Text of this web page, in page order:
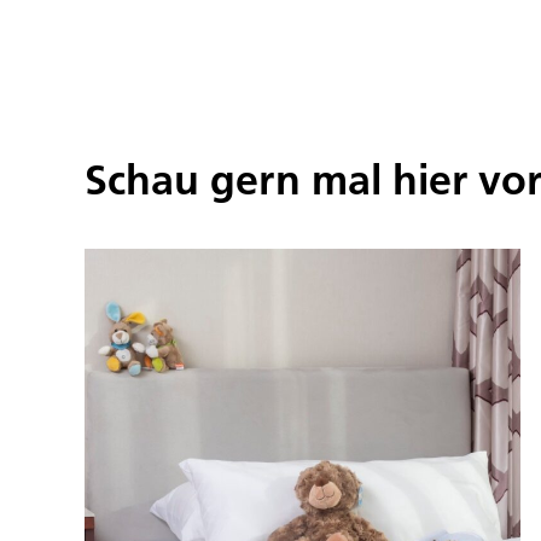
Schau gern mal hier